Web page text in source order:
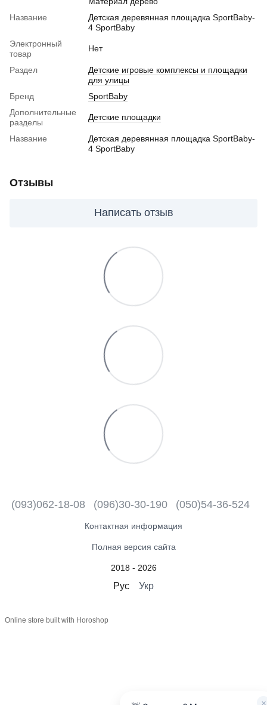
Название
Детская деревянная площадка SportBaby-
4 SportBaby
Электронный
товар
Нет
Раздел
Детские игровые комплексы и площадки
для улицы
Бренд
SportBaby
Дополнительные
разделы
Детские площадки
Название
Детская деревянная площадка SportBaby-
4 SportBaby
Отзывы
Написать отзыв
(093)062-18-08 (096)30-30-190 (050)54-36-524
Контактная информация
Полная версия сайта
2018 - 2026
Рус Укр
Online store built with Horoshop
×